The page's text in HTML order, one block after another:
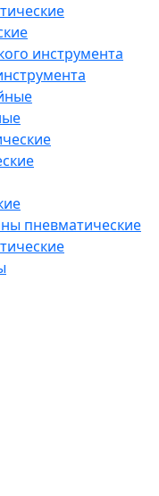
инструмента
пневматические